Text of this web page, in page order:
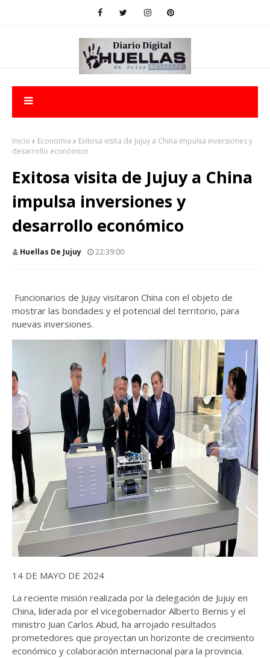
Inicio Economia
Exitosa visita de Jujuy a China impulsa inversiones y
desarrollo económico
Exitosa visita de Jujuy a China
impulsa inversiones y
desarrollo económico
Huellas De Jujuy 22:39:00
Funcionarios de Jujuy visitaron China con el objeto de
mostrar las bondades y el potencial del territorio, para
nuevas inversiones.
14 DE MAYO DE 2024
La reciente misión realizada por la delegación de Jujuy en
China, liderada por el vicegobernador Alberto Bernis y el
ministro Juan Carlos Abud, ha arrojado resultados
prometedores que proyectan un horizonte de crecimiento
económico y colaboración internacional para la provincia.